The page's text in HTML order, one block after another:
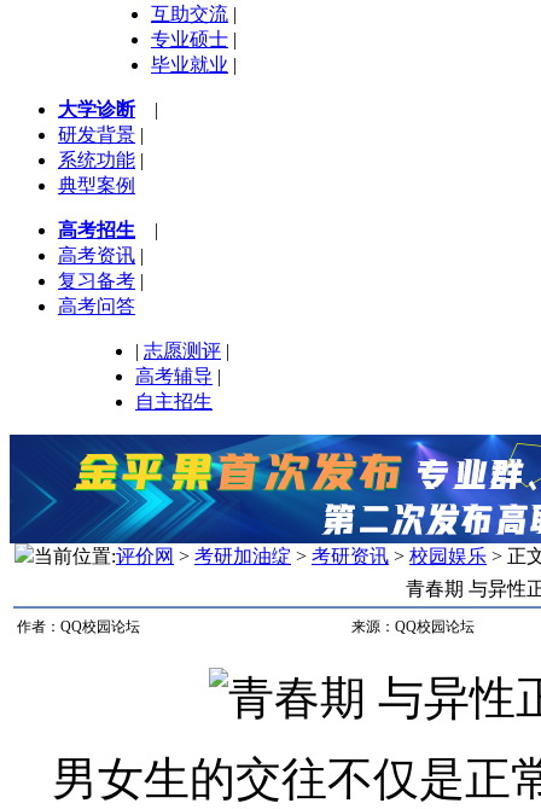
互助交流 |
专业硕士 |
毕业就业 |
大学诊断|
研发背景 |
系统功能 |
典型案例
高考招生 |
高考资讯 |
复习备考 |
高考问答
| 志愿测评 |
高考辅导 |
自主招生
当前位置:评价网 > 考研加油绽 > 考研资讯 > 校园娱乐 > 正
青春期 与异性
作者：QQ校园论坛 来源：QQ校园论坛
男女生的交往不仅是正